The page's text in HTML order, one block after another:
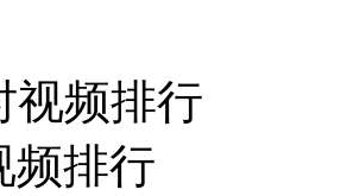
视频排行
频排行